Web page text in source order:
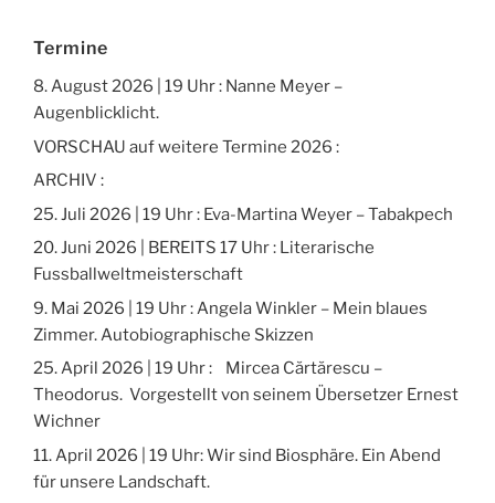
Termine
8. August 2026 | 19 Uhr : Nanne Meyer –
Augenblicklicht.
VORSCHAU auf weitere Termine 2026 :
ARCHIV :
25. Juli 2026 | 19 Uhr : Eva-Martina Weyer – Tabakpech
20. Juni 2026 | BEREITS 17 Uhr : Literarische
Fussballweltmeisterschaft
9. Mai 2026 | 19 Uhr : Angela Winkler – Mein blaues
Zimmer. Autobiographische Skizzen
25. April 2026 | 19 Uhr : Mircea Cărtărescu –
Theodorus. Vorgestellt von seinem Übersetzer Ernest
Wichner
11. April 2026 | 19 Uhr: Wir sind Biosphäre. Ein Abend
für unsere Landschaft.